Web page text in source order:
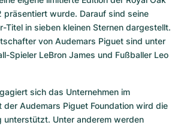
präsentiert wurde. Darauf sind seine
Titel in sieben kleinen Sternen dargestellt.
von Audemars Piguet sind unter
Spieler LeBron James und Fußballer Leo
sich das Unternehmen im
Audemars Piguet Foundation wird die
unterstützt. Unter anderem werden